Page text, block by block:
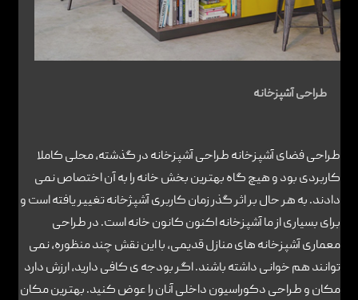
طراحی آشپزخانه
طراحی فضای آشپزخانه طراحی آشپزخانه در گذشته، محلی کاملا
کاربردی بود و هیچ گاه بهترین بخش خانه را به آن اختصاص نمی
دادند. به هر حال بر اثر گذر زمان کاربری آشپژخانه تغییر یافته است و
برای بسیاری از ما آشپزخانه اکنون کانون خانه است. در طراحی
معماری آشپزخانه های منازل قدیمی، با این نقش چند منظوره، نمی
توانند هم خوانی داشته باشند. اگر بودجه ی کافی دارید، ارزش دارد
مکان و طراحی دکوراسیون داخلی آنان را عوض کنید. بهترین مکان